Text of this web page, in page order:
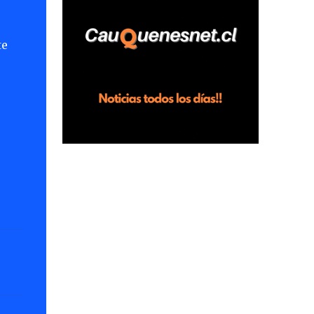
en el sector Dollimbuta, comuna de
Pelluhue. Allí, mientras se encontraba junto
plantación de frutillas, habría sostenido una